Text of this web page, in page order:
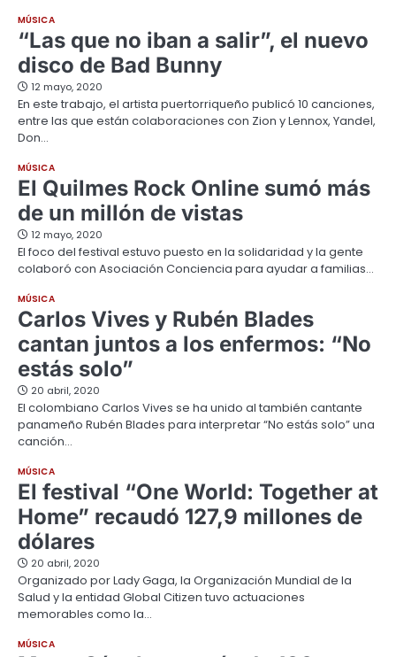
MÚSICA
“Las que no iban a salir”, el nuevo
disco de Bad Bunny
12 mayo, 2020
En este trabajo, el artista puertorriqueño publicó 10 canciones,
entre las que están colaboraciones con Zion y Lennox, Yandel,
Don…
MÚSICA
El Quilmes Rock Online sumó más
de un millón de vistas
12 mayo, 2020
El foco del festival estuvo puesto en la solidaridad y la gente
colaboró con Asociación Conciencia para ayudar a familias…
MÚSICA
Carlos Vives y Rubén Blades
cantan juntos a los enfermos: “No
estás solo”
20 abril, 2020
El colombiano Carlos Vives se ha unido al también cantante
panameño Rubén Blades para interpretar “No estás solo” una
canción…
MÚSICA
El festival “One World: Together at
Home” recaudó 127,9 millones de
dólares
20 abril, 2020
Organizado por Lady Gaga, la Organización Mundial de la
Salud y la entidad Global Citizen tuvo actuaciones
memorables como la…
MÚSICA